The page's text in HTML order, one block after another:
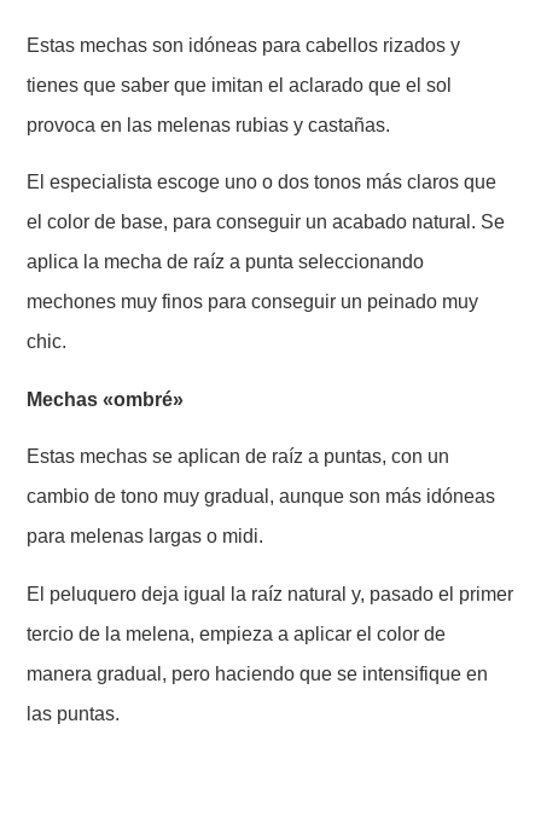
Estas mechas son idóneas para cabellos rizados y
tienes que saber que imitan el aclarado que el sol
provoca en las melenas rubias y castañas.
El especialista escoge uno o dos tonos más claros que
el color de base, para conseguir un acabado natural. Se
aplica la mecha de raíz a punta seleccionando
mechones muy finos para conseguir un peinado muy
chic.
Mechas «ombré»
Estas mechas se aplican de raíz a puntas, con un
cambio de tono muy gradual, aunque son más idóneas
para melenas largas o midi.
El peluquero deja igual la raíz natural y, pasado el primer
tercio de la melena, empieza a aplicar el color de
manera gradual, pero haciendo que se intensifique en
las puntas.